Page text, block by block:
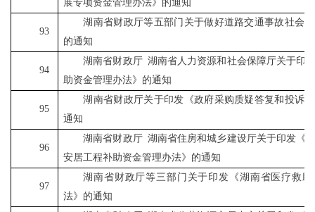
展专项资金管理办法》的通知
93
湖南省财政厅等五部门关于做好道路交通事故社会
的通知
94
湖南省财政厅 湖南省人力资源和社会保障厅关于印
助资金管理办法》的通知
95
湖南省财政厅关于印发《政府采购质疑答复和投诉
通知
96
湖南省财政厅 湖南省住房和城乡建设厅关于印发《
安居工程补助资金管理办法》的通知
97
湖南省财政厅等三部门关于印发《湖南省医疗救
法》的通知